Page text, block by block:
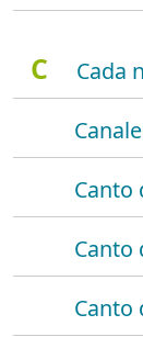
C
Cada
Canto
Canto
Canto